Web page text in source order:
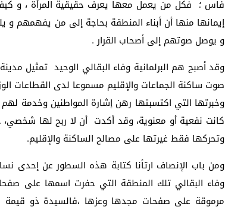
فاس ؛ فكل من يعمل معها يعرف حقيقية المرأة ، و
إيمانها منها أن أبناء المنطقة بحاجة إلى من يفهمهم
و يوصل صوتهم إلى أصحاب القرار .
وقد أصبح هم البرلمانية وفاء البقالي الوحيد تمثيل
صوت ساكنة الجماعات والإقليم مسموعا لدى القطاعات
وخبرتها التي اكتسبتها رهن إشارة المواطنين وخدمة
كانت نفعية أو معنوية، وقد أكدت أن لا ربح لها
وتحركها فقط غيرتها على مصالح الساكنة والإقليم.
ومن باب الإنصاف ارتأنا كتابة هذه السطور عن إحدى
وفاء البقالي تلك المنطقة التي حفرت اسمها على
مرموقة على صفحات مجدها وعزها ،فالسيدة ذو قيمة